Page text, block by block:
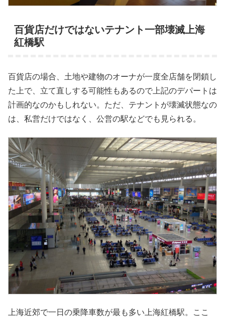
百貨店だけではないテナント一部壊滅上海
紅橋駅
百貨店の場合、土地や建物のオーナが一度全店舗を閉鎖し
た上で、立て直しする可能性もあるので上記のデパートは
計画的なのかもしれない。ただ、テナントが壊滅状態なの
は、私営だけではなく、公営の駅などでも見られる。
上海近郊で一日の乗降車数が最も多い上海紅橋駅。ここ